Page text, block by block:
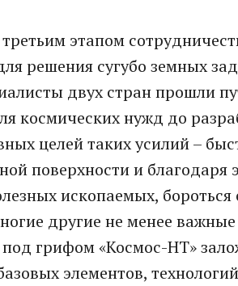
этапом
решения сугубо земных
двух стран прошли
космических нужд до
целей таких усилий –
поверхности и благодаря
ископаемых,
другие не менее
грифом «Космос-НТ»
элементов,